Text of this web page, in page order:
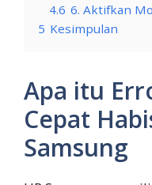
4.6 6. Aktifkan
5 Kesimpulan
Apa itu
Cepat
Samsung